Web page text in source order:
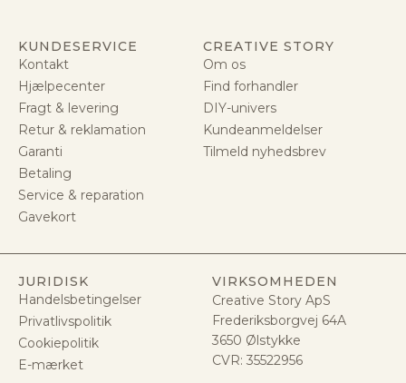
KUNDESERVICE
Kontakt
Hjælpecenter
Fragt & levering
Retur & reklamation
Garanti
Betaling
Service & reparation
Gavekort
CREATIVE STORY
Om os
Find forhandler
DIY-univers
Kundeanmeldelser
Tilmeld nyhedsbrev
JURIDISK
Handelsbetingelser
Privatlivspolitik
Cookiepolitik
E-mærket
VIRKSOMHEDEN
Creative Story ApS
Frederiksborgvej 64A
3650 Ølstykke
CVR: 35522956